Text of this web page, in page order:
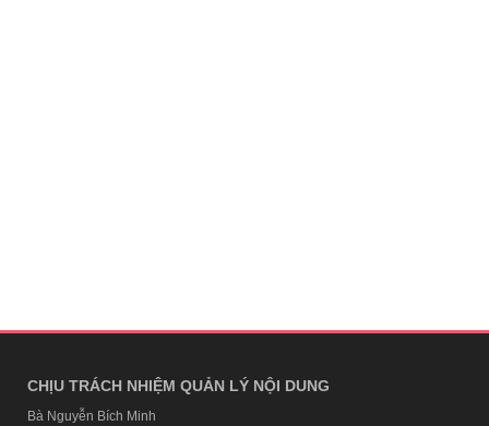
CHỊU TRÁCH NHIỆM QUẢN LÝ NỘI DUNG
Bà Nguyễn Bích Minh